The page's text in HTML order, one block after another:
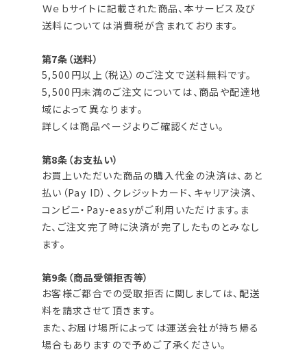
Ｗｅｂサイトに記載された商品、本サービス及び
送料については消費税が含まれております。
第7条（送料）
5,500円以上（税込）のご注文で送料無料です。
5,500円未満のご注文については、商品や配達地
域によって異なります。
詳しくは商品ページよりご確認ください。
第8条（お支払い）
お買上いただいた商品の購入代金の決済は、あと
払い（Pay ID）、クレジットカード、キャリア決済、
コンビニ・Pay-easyがご利用いただけます。ま
た、ご注文完了時に決済が完了したものとみなし
ます。
第9条（商品受領拒否等）
お客様ご都合での受取拒否に関しましては、配送
料を請求させて頂きます。
また、お届け場所によっては運送会社が持ち帰る
場合もありますので予めご了承ください。